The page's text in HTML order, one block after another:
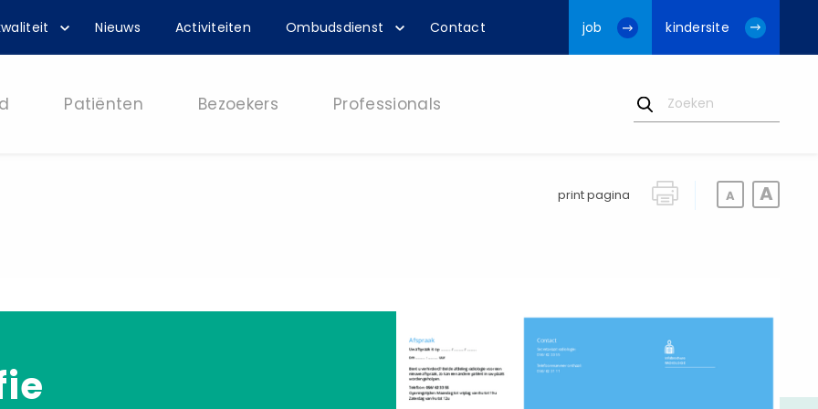
Nieuws Activiteiten Ombudsdienst Contact job kindersite
Patiënten Bezoekers Professionals
print pagina